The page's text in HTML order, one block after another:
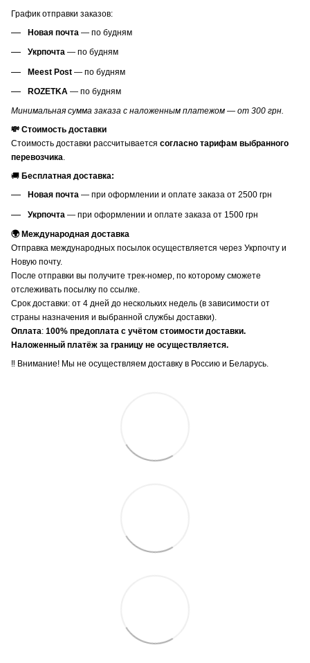
График отправки заказов:
Новая почта — по будням
Укрпочта — по будням
Meest Post — по будням
ROZETKA — по будням
Минимальная сумма заказа с наложенным платежом — от 300 грн.
💸 Стоимость доставки
Стоимость доставки рассчитывается согласно тарифам выбранного
перевозчика.
🚚 Бесплатная доставка:
Новая почта — при оформлении и оплате заказа от 2500 грн
Укрпочта — при оформлении и оплате заказа от 1500 грн
🌍 Международная доставка
Отправка международных посылок осуществляется через Укрпочту и
Новую почту.
После отправки вы получите трек-номер, по которому сможете
отслеживать посылку по ссылке.
Срок доставки: от 4 дней до нескольких недель (в зависимости от
страны назначения и выбранной службы доставки).
Оплата: 100% предоплата с учётом стоимости доставки.
Наложенный платёж за границу не осуществляется.
‼️ Внимание! Мы не осуществляем доставку в Россию и Беларусь.